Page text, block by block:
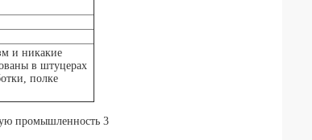
и никакие
в штуцерах
полке